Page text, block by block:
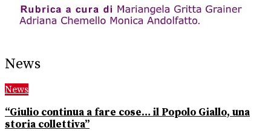
News
News
“Giulio continua a fare cose… il Popolo Giallo, una
storia collettiva”